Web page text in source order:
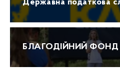
Державна податкова
БЛАГОДІЙНИЙ ФОНД